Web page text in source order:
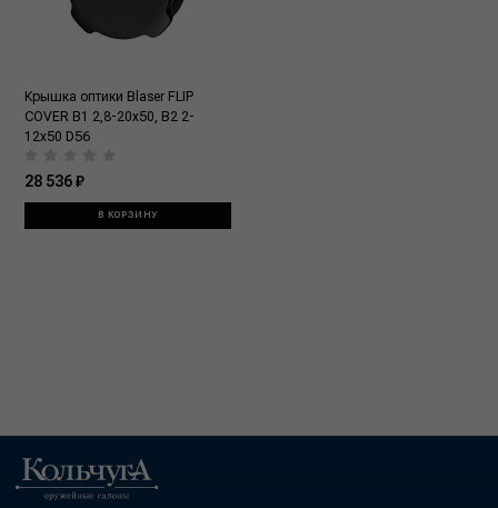
Крышка оптики Blaser FLIP
COVER B1 2,8-20x50, B2 2-
12x50 D56
28 536 ₽
В КОРЗИНУ